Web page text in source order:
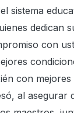
sistema
dedican
con
con
al asegurar